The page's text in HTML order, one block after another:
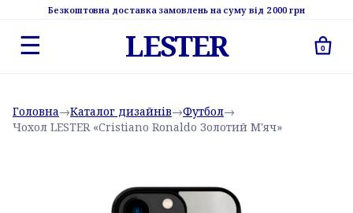
Безкоштовна доставка замовлень на суму від 2 000 грн
☰ LESTER 0
Головна→Каталог дизайнів→Футбол→
Чохол LESTER «Cristiano Ronaldo Золотий М'яч»